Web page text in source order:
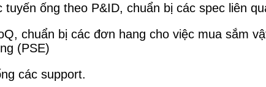
ống theo P&ID, chuẩn bị các spec liên
chuẩn bị các đơn hang cho việc mua sắm
(PSE)
các support.